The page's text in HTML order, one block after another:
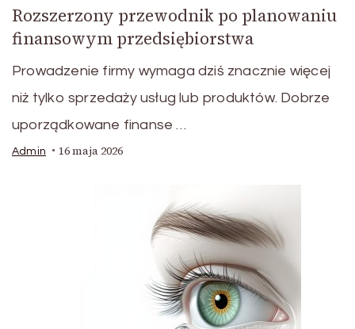
Rozszerzony przewodnik po planowaniu
finansowym przedsiębiorstwa
Prowadzenie firmy wymaga dziś znacznie więcej
niż tylko sprzedaży usług lub produktów. Dobrze
uporządkowane finanse …
Admin 16 maja 2026